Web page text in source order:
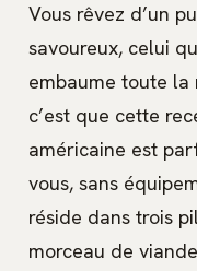
Vous rêvez d’un
savoureux, celui
embaume toute la
c’est que cette
américaine est
vous, sans
réside dans trois
morceau de